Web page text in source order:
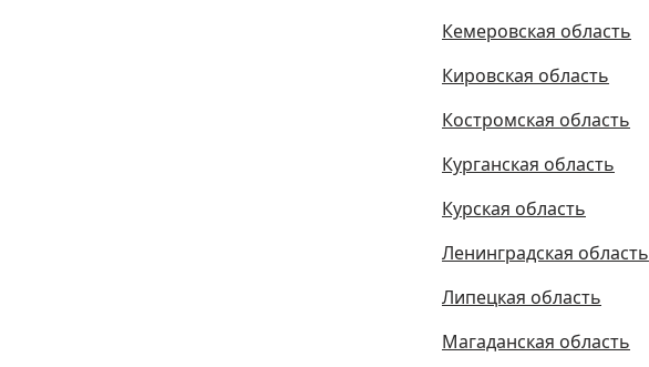
Кемеровская область
Кировская область
Костромская область
Курганская область
Курская область
Ленинградская область
Липецкая область
Магаданская область